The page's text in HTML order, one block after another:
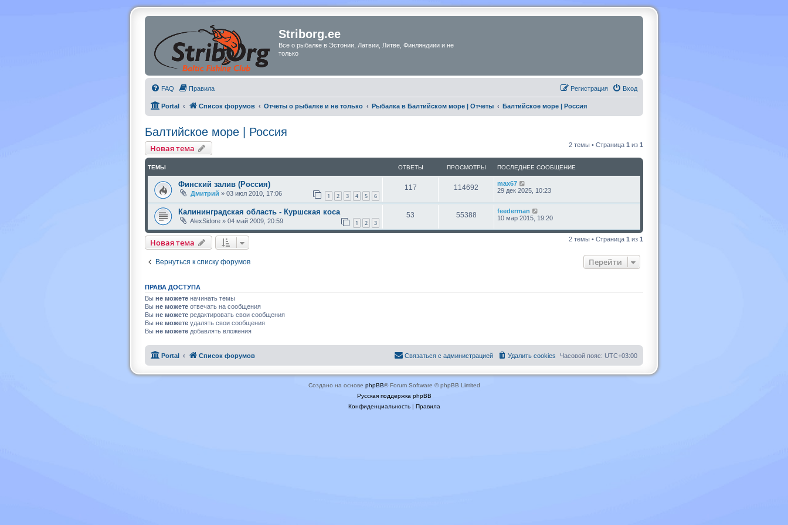
Striborg.ee
Все о рыбалке в Эстонии, Латвии, Литве, Финляндиии и не
только
FAQ Правила Вход
Регистрация
Portal Список форумов Отчеты о рыбалке и не только Рыбалка в Балтийском море | Отчеты Балтийское море | Россия
Балтийское море | Россия
Новая тема 2 темы • Страница 1 из 1
ТЕМЫ ОТВЕТЫ ПРОСМОТРЫ ПОСЛЕДНЕЕ СООБЩЕНИЕ
Финский залив (Россия)
Дмитрий » 03 июл 2010, 17:06 1 2 3 4 5 6
117 114692
max67
29 дек 2025, 10:23
Калининградская область - Куршская коса
AlexSidore » 04 май 2009, 20:59 1 2 3
53 55388
feederman
10 мар 2015, 19:20
Новая тема 2 темы • Страница 1 из 1
Вернуться к списку форумов Перейти
ПРАВА ДОСТУПА
Вы не можете начинать темы
Вы не можете отвечать на сообщения
Вы не можете редактировать свои сообщения
Вы не можете удалять свои сообщения
Вы не можете добавлять вложения
Portal Список форумов Часовой пояс: UTC+03:00
Удалить cookies
Связаться с администрацией
Создано на основе phpBB® Forum Software © phpBB Limited
Русская поддержка phpBB
Конфиденциальность| Правила